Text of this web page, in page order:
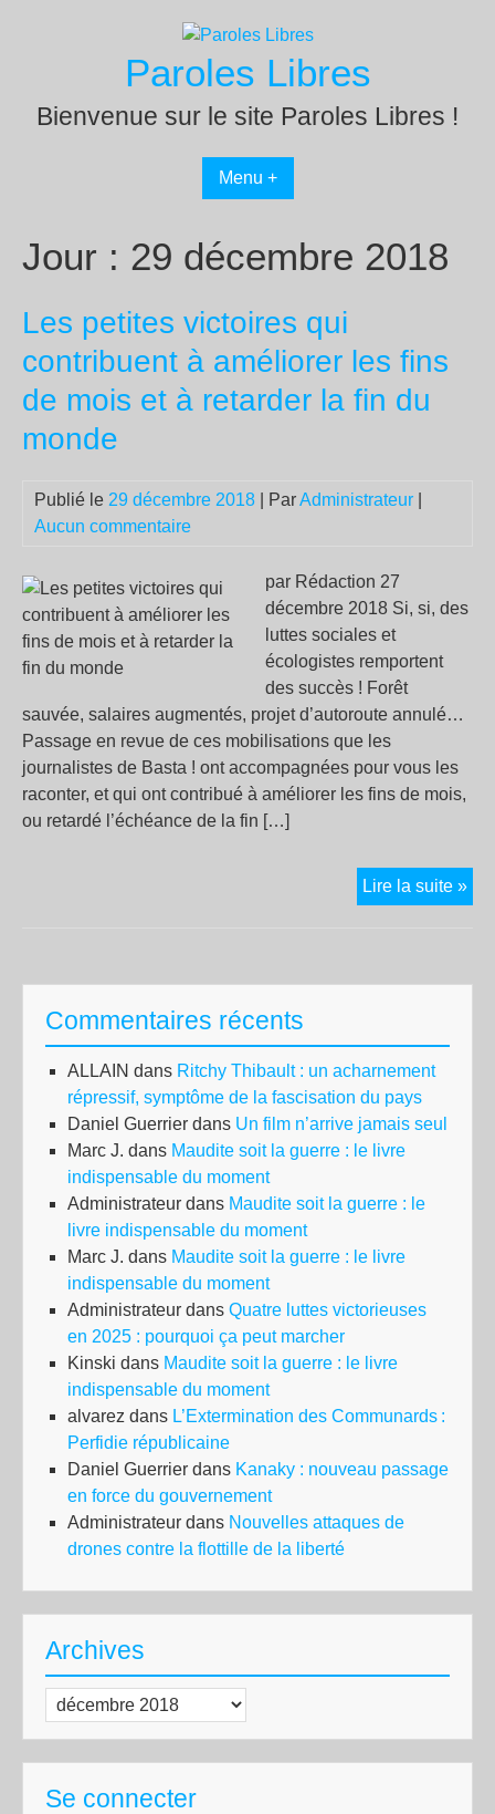
Paroles Libres
Bienvenue sur le site Paroles Libres !
Menu +
Jour : 29 décembre 2018
Les petites victoires qui
contribuent à améliorer les fins
de mois et à retarder la fin du
monde
Publié le 29 décembre 2018 | ParAdministrateur
Aucun commentaire
par Rédaction 27
décembre 2018 Si, si, des
luttes sociales et
écologistes remportent
des succès ! Forêt
sauvée, salaires augmentés, projet d’autoroute annulé…
Passage en revue de ces mobilisations que les
journalistes de Basta ! ont accompagnées pour vous les
raconter, et qui ont contribué à améliorer les fins de mois,
ou retardé l’échéance de la fin […]
Lire la suite »Les
Commentaires récents
ALLAIN dans Ritchy Thibault : un acharnement
répressif, symptôme de la fascisation du pays
Daniel Guerrier dans Un film n’arrive jamais seul
Marc J. dans Maudite soit la guerre : le livre
indispensable du moment
Administrateur dans Maudite soit la guerre : le
livre indispensable du moment
Marc J. dans Maudite soit la guerre : le livre
indispensable du moment
Administrateur dans Quatre luttes victorieuses
en 2025 : pourquoi ça peut marcher
Kinski dans Maudite soit la guerre : le livre
indispensable du moment
alvarez dans L’Extermination des Communards :
Perfidie républicaine
Daniel Guerrier dans Kanaky : nouveau passage
en force du gouvernement
Administrateur dans Nouvelles attaques de
drones contre la flottille de la liberté
Archives
Archives
Se connecter